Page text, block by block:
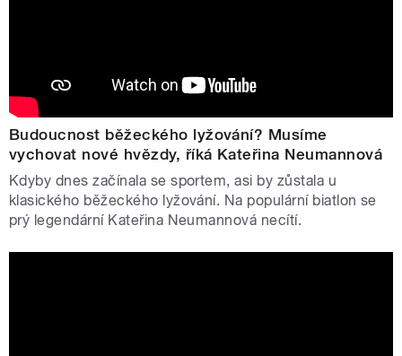
Budoucnost běžeckého lyžování? Musíme
vychovat nové hvězdy, říká Kateřina Neumannová
Kdyby dnes začínala se sportem, asi by zůstala u
klasického běžeckého lyžování. Na populární biatlon se
prý legendární Kateřina Neumannová necítí.